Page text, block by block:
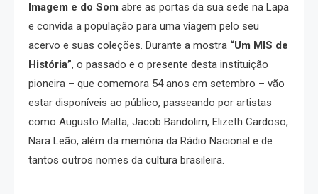
Imagem e do Som abre as portas da sua sede na Lapa
e convida a população para uma viagem pelo seu
acervo e suas coleções. Durante a mostra “Um MIS de
História”, o passado e o presente desta instituição
pioneira – que comemora 54 anos em setembro – vão
estar disponíveis ao público, passeando por artistas
como Augusto Malta, Jacob Bandolim, Elizeth Cardoso,
Nara Leão, além da memória da Rádio Nacional e de
tantos outros nomes da cultura brasileira.